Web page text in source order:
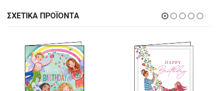
ΣΧΕΤΙΚΆ ΠΡΟΪΌΝΤΑ